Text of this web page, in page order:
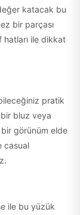
katacak bu
bir parçası
hatları ile dikkat
pratik
bluz veya
görünüm elde
casual
ile bu yüzük